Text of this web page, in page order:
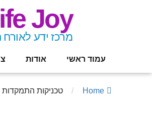
Joy
מרכז ידע לאורח חיים
עמוד ראשי אודות
Home
/ טכניקות התמקדות